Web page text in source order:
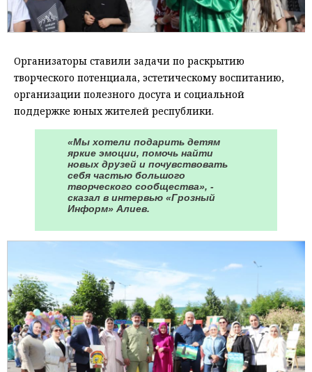
Организаторы ставили задачи по раскрытию
творческого потенциала, эстетическому воспитанию,
организации полезного досуга и социальной
поддержке юных жителей республики.
«Мы хотели подарить детям
яркие эмоции, помочь найти
новых друзей и почувствовать
себя частью большого
творческого сообщества», -
сказал в интервью «Грозный
Информ» Алиев.